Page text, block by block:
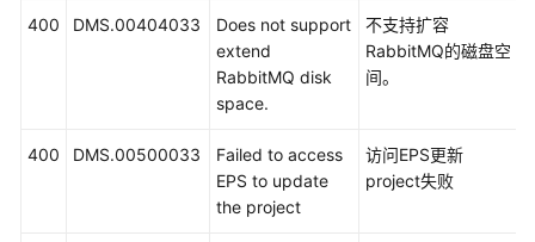
400 DMS.00404033
Does not support
extend
RabbitMQ disk
space.
不支持扩容
RabbitMQ的磁盘空
间。
400 DMS.00500033
Failed to access
EPS to update
the project
访问EPS更新
project失败